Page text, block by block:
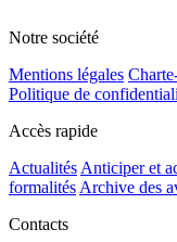
Notre société
Mentions légales
Politique de
Accès rapide
Actualités Anticiper et
formalités Archive des
Contacts